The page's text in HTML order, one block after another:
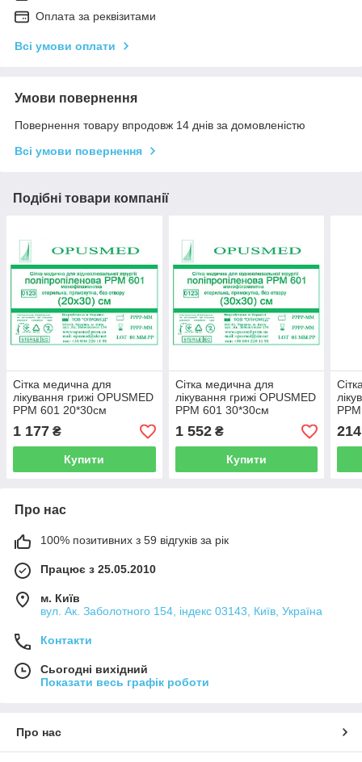
Оплата за реквізитами
Всі умови оплати
Умови повернення
Повернення товару впродовж 14 днів за домовленістю
Всі умови повернення
Подібні товари компанії
Сітка медична для
лікування грижі OPUSMED
РРМ 601 20*30см
НАДМІЦНА (щільність
100грм/м2)
1 177 ₴
Купити
Сітка медична для
лікування грижі OPUSMED
РРМ 601 30*30см
НАДМІЦНА (щільність
100грм/м2)
1 552₴
Купити
РРМ
214
Про нас
100% позитивних з 59 відгуків за рік
Працює з 25.05.2010
м. Київ
вул. Ак. Заболотного 154, індекс 03143, Київ, Україна
Контакти
Сьогодні вихідний
Показати весь графік роботи
Про нас